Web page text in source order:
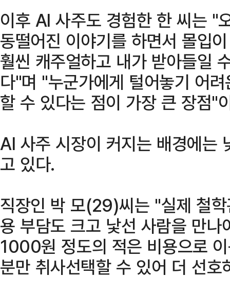
이후 AI 사주도 경험한 한 씨는 "
동떨어진 이야기를 하면서 몰입
훨씬 캐주얼하고 내가 받아들일
다"며 "누군가에게 털어놓기 어
할 수 있다는 점이 가장 큰 장점"
AI 사주 시장이 커지는 배경에는
고 있다.
직장인 박 모(29)씨는 "실제 철
용 부담도 크고 낯선 사람을 만
1000원 정도의 적은 비용으로
분만 취사선택할 수 있어 더 선